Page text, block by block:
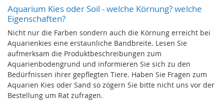
Aquarium Kies oder Soil - welche Körnung? welche
Eigenschaften?
Nicht nur die Farben sondern auch die Körnung erreicht bei
Aquarienkies eine erstaunliche Bandbreite. Lesen Sie
aufmerksam die Produktbeschreibungen zum
Aquarienbodengrund und informieren Sie sich zu den
Bedürfnissen ihrer gepflegten Tiere. Haben Sie Fragen zum
Aquarien Kies oder Sand so zögern Sie bitte nicht uns vor der
Bestellung um Rat zufragen.